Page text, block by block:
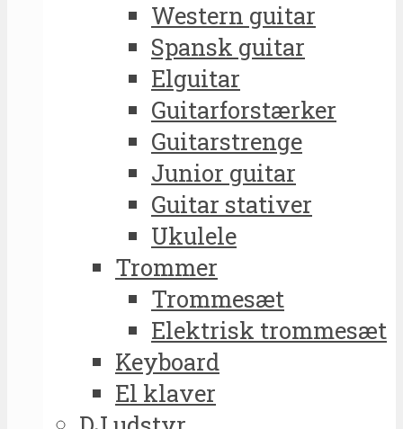
Western guitar
Spansk guitar
Elguitar
Guitarforstærker
Guitarstrenge
Junior guitar
Guitar stativer
Ukulele
Trommer
Trommesæt
Elektrisk trommesæt
Keyboard
El klaver